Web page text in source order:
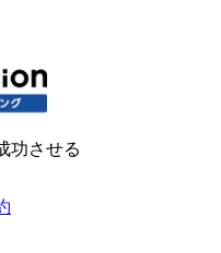
功させる